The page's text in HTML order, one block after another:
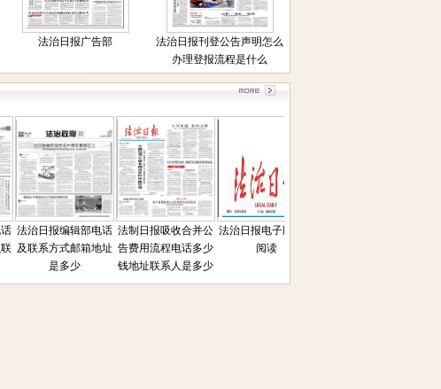
法治日报广告部
法治日报刊登公告声明怎么
办理登报流程是什么
法治日报编辑部电话
及联系方式邮箱地址
是多少
法制日报吸收合并公
告费用流程电话多少
钱地址联系人是多少
法治日报电子版在线
阅读